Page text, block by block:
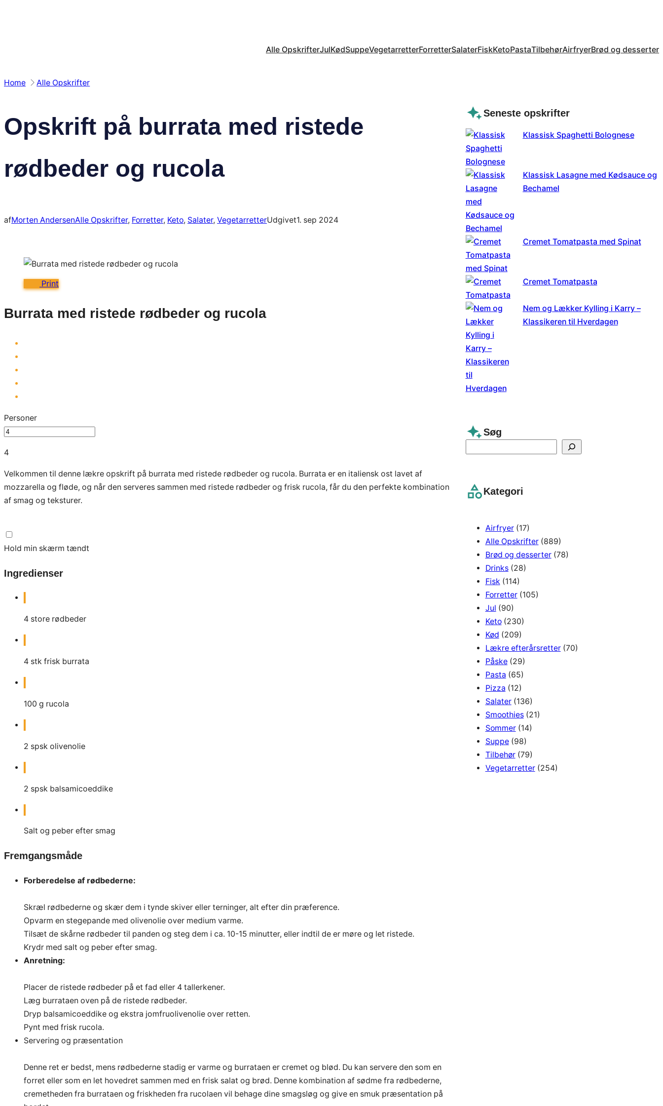
Alle OpskrifterJulKødSuppeVegetarretterForretterSalaterFiskKetoPastaTilbehørAirfryerBrød og desserter
Home Alle Opskrifter
Opskrift på burrata med ristede
rødbeder og rucola
afMorten AndersenAlle Opskrifter, Forretter, Keto, Salater, VegetarretterUdgivet1. sep 2024
Print
Burrata med ristede rødbeder og rucola
Personer
4
Velkommen til denne lækre opskrift på burrata med ristede rødbeder og rucola. Burrata er en italiensk ost lavet af
mozzarella og fløde, og når den serveres sammen med ristede rødbeder og frisk rucola, får du den perfekte kombination
af smag og teksturer.
Hold min skærm tændt
Ingredienser
4 store rødbeder
4 stk frisk burrata
100 g rucola
2 spsk olivenolie
2 spsk balsamicoeddike
Salt og peber efter smag
Fremgangsmåde
Forberedelse af rødbederne:
Skræl rødbederne og skær dem i tynde skiver eller terninger, alt efter din præference.
Opvarm en stegepande med olivenolie over medium varme.
Tilsæt de skårne rødbeder til panden og steg dem i ca. 10-15 minutter, eller indtil de er møre og let ristede.
Krydr med salt og peber efter smag.
Anretning:
Placer de ristede rødbeder på et fad eller 4 tallerkener.
Læg burrataen oven på de ristede rødbeder.
Dryp balsamicoeddike og ekstra jomfruolivenolie over retten.
Pynt med frisk rucola.
Servering og præsentation
Denne ret er bedst, mens rødbederne stadig er varme og burrataen er cremet og blød. Du kan servere den som en
forret eller som en let hovedret sammen med en frisk salat og brød. Denne kombination af sødme fra rødbederne,
cremetheden fra burrataen og friskheden fra rucolaen vil behage dine smagsløg og give en smuk præsentation på
Seneste opskrifter
Klassisk Spaghetti Bolognese
Klassisk Lasagne med Kødsauce og
Bechamel
Cremet Tomatpasta med Spinat
Cremet Tomatpasta
Nem og Lækker Kylling i Karry –
Klassikeren til Hverdagen
Søg
c
Kategori
Airfryer(17)
Alle Opskrifter(889)
Brød og desserter(78)
Drinks(28)
Fisk (114)
Forretter(105)
Jul (90)
Keto(230)
Kød (209)
Lækre efterårsretter(70)
Påske(29)
Pasta (65)
Pizza (12)
Salater(136)
Smoothies(21)
Sommer(14)
Suppe(98)
Tilbehør(79)
Vegetarretter(254)